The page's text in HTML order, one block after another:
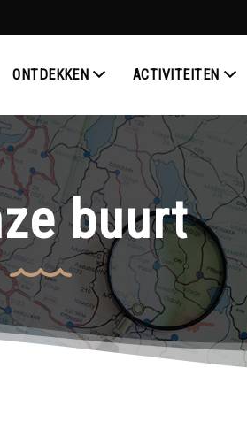
ONTDEKKEN ACTIVITEITEN
buurt